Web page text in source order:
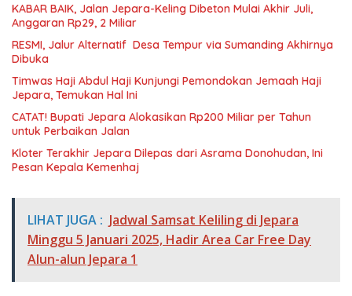
KABAR BAIK, Jalan Jepara-Keling Dibeton Mulai Akhir Juli,
Anggaran Rp29, 2 Miliar
RESMI, Jalur Alternatif Desa Tempur via Sumanding Akhirnya
Dibuka
Timwas Haji Abdul Haji Kunjungi Pemondokan Jemaah Haji
Jepara, Temukan Hal Ini
CATAT! Bupati Jepara Alokasikan Rp200 Miliar per Tahun
untuk Perbaikan Jalan
Kloter Terakhir Jepara Dilepas dari Asrama Donohudan, Ini
Pesan Kepala Kemenhaj
LIHAT JUGA : Jadwal Samsat Keliling di Jepara
Minggu 5 Januari 2025, Hadir Area Car Free Day
Alun-alun Jepara 1